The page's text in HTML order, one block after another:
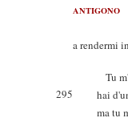
ANTIGONO
In
a rendermi
Tu
295
hai
ma tu